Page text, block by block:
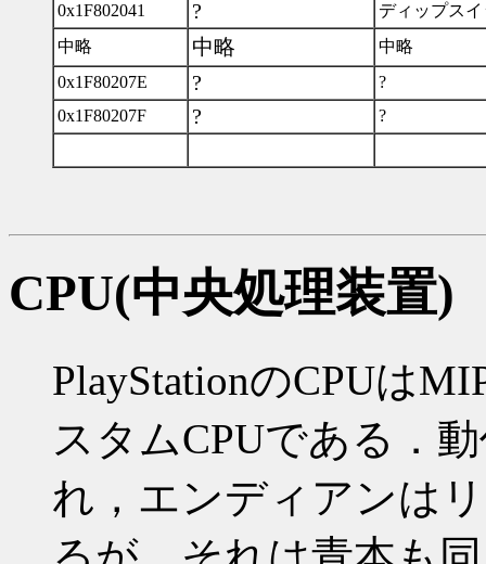
0x1F802041
?
ディップスイ
中略
中略
中略
0x1F80207E
?
?
0x1F80207F
? ?
CPU(中央処理装置)
PlayStationのCPUは
スタムCPUである．
れ，エンディアンは